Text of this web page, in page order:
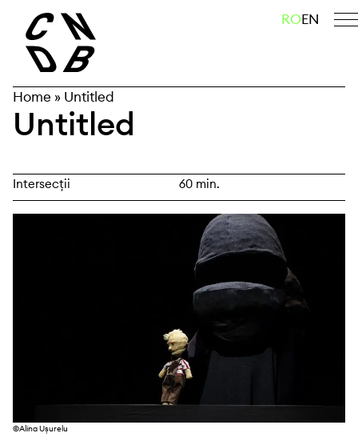
content
caută ROEN
Home » Untitled
Untitled
Intersecții 60 min.
©Alina Ușurelu